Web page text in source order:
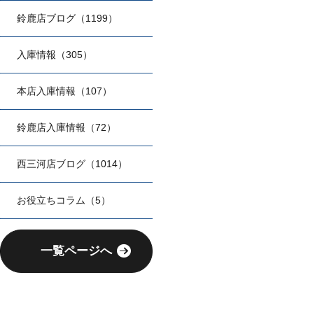
鈴鹿店ブログ（1199）
入庫情報（305）
本店入庫情報（107）
鈴鹿店入庫情報（72）
西三河店ブログ（1014）
お役立ちコラム（5）
一覧ページへ